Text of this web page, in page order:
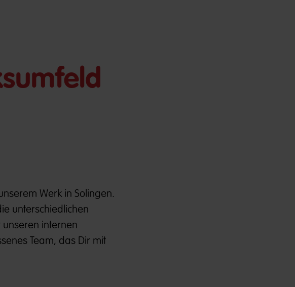
Werk in Solingen.
unterschiedlichen
internen
Team, das Dir mit